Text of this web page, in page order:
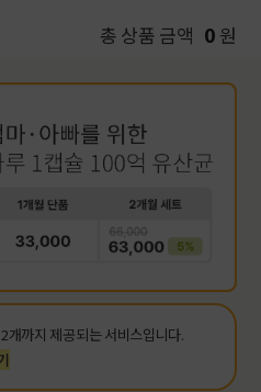
총 상품 금액 0 원
개까지 제공되는 서비스입니다.